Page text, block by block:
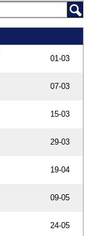
01-03
07-03
15-03
29-03
19-04
09-05
24-05